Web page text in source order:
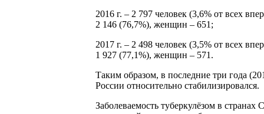
2016 г. – 2 797 человек (3,6% от всех
2 146 (76,7%), женщин – 651;
2017 г. – 2 498 человек (3,5% от всех
1 927 (77,1%), женщин – 571.
Таким образом, в последние три года
России относительно стабилизировался.
Заболеваемость туберкулёзом в